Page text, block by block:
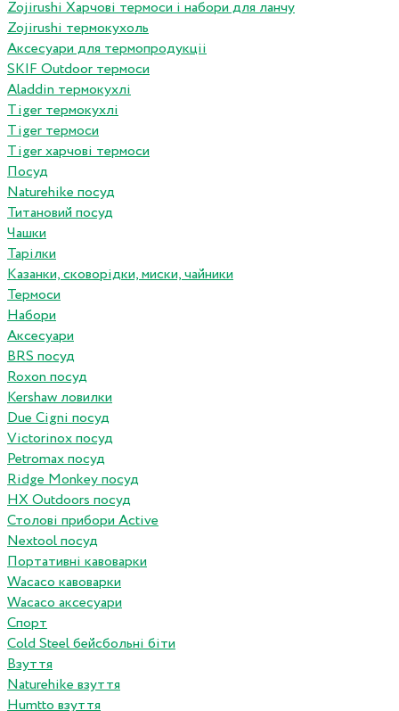
Zojirushi Харчові термоси і набори для ланчу
Zojirushi термокухоль
Аксесуари для термопродукціі
SKIF Outdoor термоси
Aladdin термокухлі
Tiger термокухлі
Tiger термоси
Tiger харчові термоси
Посуд
Naturehike посуд
Титановий посуд
Чашки
Тарілки
Казанки, сковорідки, миски, чайники
Термоси
Набори
Аксесуари
BRS посуд
Roxon посуд
Kershaw ловилки
Due Cigni посуд
Victorinox посуд
Petromax посуд
Ridge Monkey посуд
HX Outdoors посуд
Столові прибори Active
Nextool посуд
Портативні кавоварки
Wacaco кавоварки
Wacaco аксесуари
Спорт
Cold Steel бейсбольні біти
Взуття
Naturehike взуття
Humtto взуття